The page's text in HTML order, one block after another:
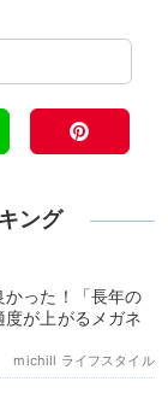
ング
かった！「長年の
が上がるメガネ
michill ライフスタイル